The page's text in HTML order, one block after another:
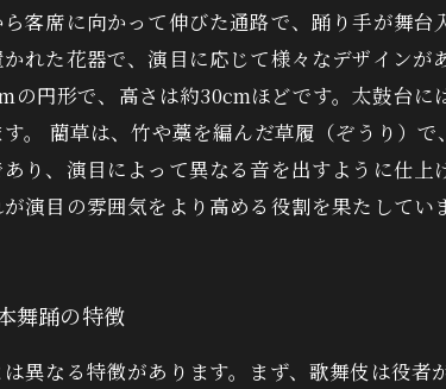
客席に向かって伸びた通路で、踊り手が舞
れた花器で、演目に応じて様々なデザイン
の円形で、高さは約30cmほどです。太鼓台
。 藺草は、竹や藁を編んだ草履（ぞうり）
り、演目によって異なる音を出すように仕
演目の雰囲気をより高める役割を果たしてい
舞踊の特徴
異なる特徴があります。まず、歌舞伎は役